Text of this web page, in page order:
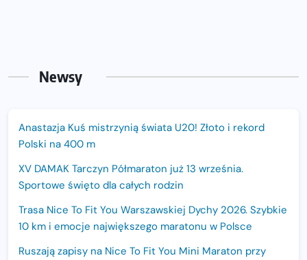
Newsy
Anastazja Kuś mistrzynią świata U20! Złoto i rekord
Polski na 400 m
XV DAMAK Tarczyn Półmaraton już 13 września.
Sportowe święto dla całych rodzin
Trasa Nice To Fit You Warszawskiej Dychy 2026. Szybkie
10 km i emocje największego maratonu w Polsce
Ruszają zapisy na Nice To Fit You Mini Maraton przy